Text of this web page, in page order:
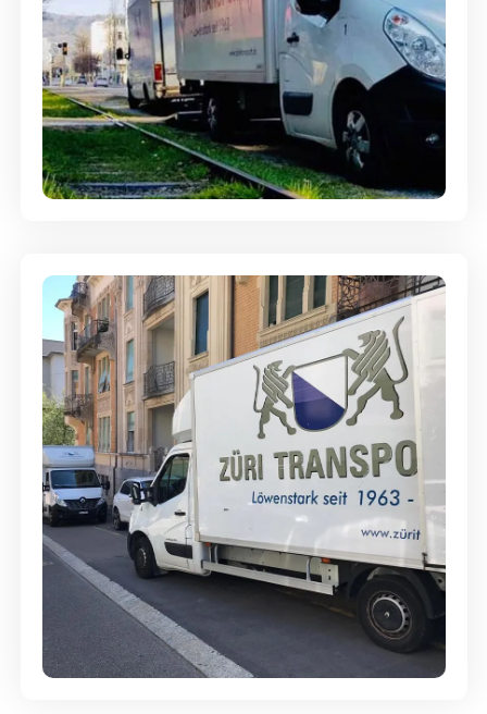
Ein- und Auspackservice
Günstige Umzüge - Hervorragender
Service